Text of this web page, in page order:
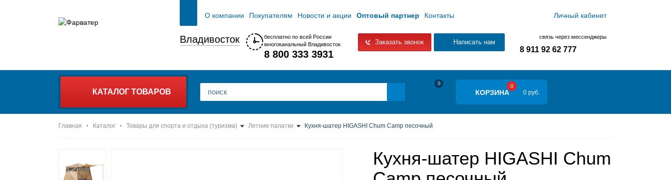
О компании Покупателям Новости и акции Оптовый партнер Контакты Личный кабинет
Владивосток
бесплатно по всей России
многоканальный Владивосток
8 800 333 3931
Заказать звонок Написать нам
связь через мессенджеры
8 911 92 62 777
КАТАЛОГ ТОВАРОВ
0
КОРЗИНА
0
0 руб.
Главная Каталог Товары для спорта и отдыха (туризма) Летние палатки Кухня-шатер HIGASHI Chum Camp песочный
Кухня-шатер HIGASHI Chum